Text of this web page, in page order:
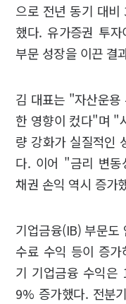
으로 전년 동기 대
했다. 유가증권 투
부문 성장을 이끈 결
김 대표는 "자산운용
한 영향이 컸다"며 "
량 강화가 실질적인
다. 이어 "금리 변동
채권 손익 역시 증가
기업금융(IB) 부문도
수료 수익 등이 증
기 기업금융 수익은
9% 증가했다. 전분